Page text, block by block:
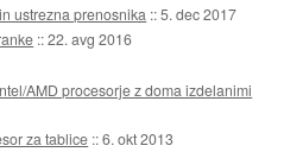
ustrezna prenosnika ::5. dec 2017
::22. avg 2016
AMD procesorje z doma izdelanimi
za tablice ::6. okt 2013